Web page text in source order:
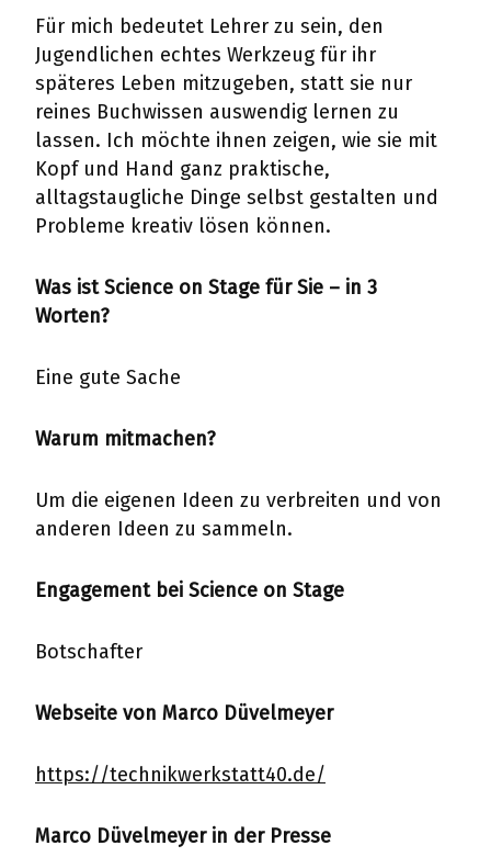
Für mich bedeutet Lehrer zu sein, den
Jugendlichen echtes Werkzeug für ihr
späteres Leben mitzugeben, statt sie nur
reines Buchwissen auswendig lernen zu
lassen. Ich möchte ihnen zeigen, wie sie mit
Kopf und Hand ganz praktische,
alltagstaugliche Dinge selbst gestalten und
Probleme kreativ lösen können.
Was ist Science on Stage für Sie – in 3
Worten?
Eine gute Sache
Warum mitmachen?
Um die eigenen Ideen zu verbreiten und von
anderen Ideen zu sammeln.
Engagement bei Science on Stage
Botschafter
Webseite von Marco Düvelmeyer
https://technikwerkstatt40.de/
Marco Düvelmeyer in der Presse